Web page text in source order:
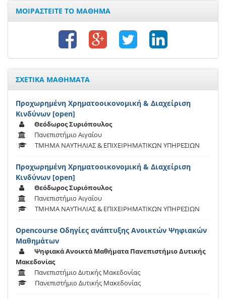
ΜΟΙΡΑΣΤΕΙΤΕ ΤΟ ΜΑΘΗΜΑ
ΣΧΕΤΙΚΑ ΜΑΘΗΜΑΤΑ
Προχωρημένη Χρηματοοικονομική & Διαχείριση
Κινδύνων [open]
Θεόδωρος Συριόπουλος
Πανεπιστήμιο Αιγαίου
ΤΜΗΜΑ ΝΑΥΤΗΛΙΑΣ & ΕΠΙΧΕΙΡΗΜΑΤΙΚΩΝ ΥΠΗΡΕΣΙΩΝ
Προχωρημένη Χρηματοοικονομική & Διαχείριση
Κινδύνων [open]
Θεόδωρος Συριόπουλος
Πανεπιστήμιο Αιγαίου
ΤΜΗΜΑ ΝΑΥΤΗΛΙΑΣ & ΕΠΙΧΕΙΡΗΜΑΤΙΚΩΝ ΥΠΗΡΕΣΙΩΝ
Opencourse Οδηγίες ανάπτυξης Ανοικτών Ψηφιακών
Μαθημάτων
Ψηφιακά Ανοικτά Μαθήματα Πανεπιστήμιο Δυτικής
Μακεδονίας
Πανεπιστήμιο Δυτικής Μακεδονίας
Πανεπιστήμιο Δυτικής Μακεδονίας